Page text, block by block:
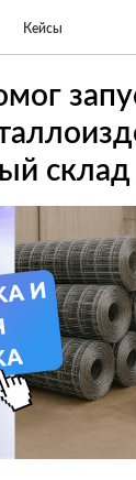
Кейсы
склад